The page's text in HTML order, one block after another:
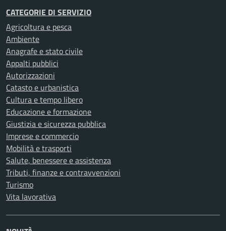
CATEGORIE DI SERVIZIO
Agricoltura e pesca
Ambiente
Anagrafe e stato civile
Appalti pubblici
Autorizzazioni
Catasto e urbanistica
Cultura e tempo libero
Educazione e formazione
Giustizia e sicurezza pubblica
Imprese e commercio
Mobilità e trasporti
Salute, benessere e assistenza
Tributi, finanze e contravvenzioni
Turismo
Vita lavorativa